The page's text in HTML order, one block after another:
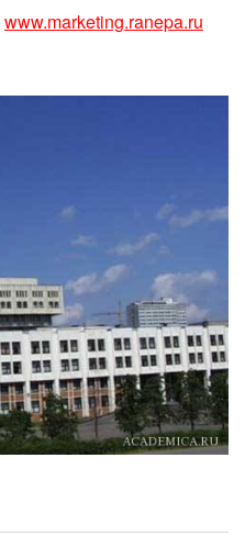
www.marketing.ranepa.ru